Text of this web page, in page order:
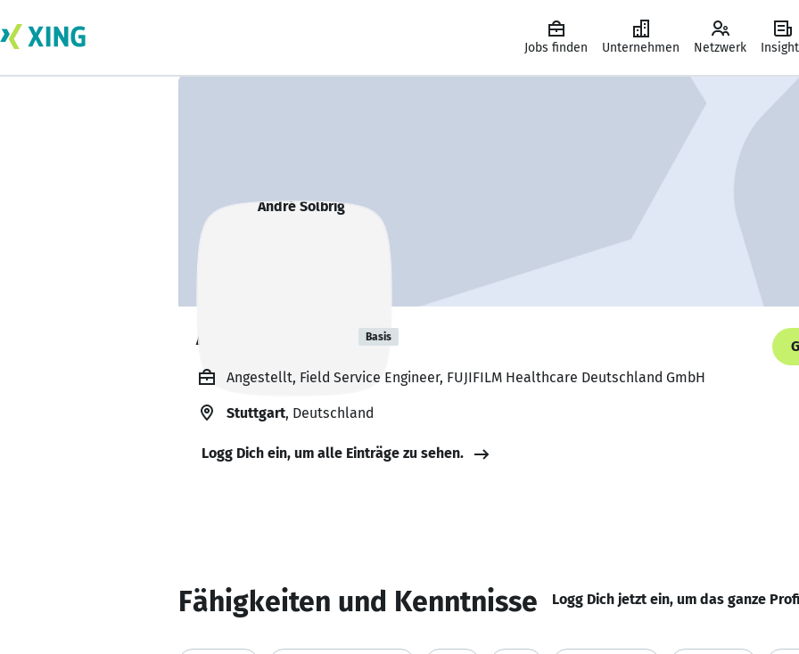
Jobs finden Unternehmen Netzwerk
André Solbrig Basis
Angestellt, Field Service Engineer, FUJIFILM Healthcare Deutschland GmbH
Stuttgart, Deutschland
Logg Dich ein, um alle Einträge zu sehen.
Fähigkeiten und Kenntnisse Logg Dich jetzt ein, um das ganze